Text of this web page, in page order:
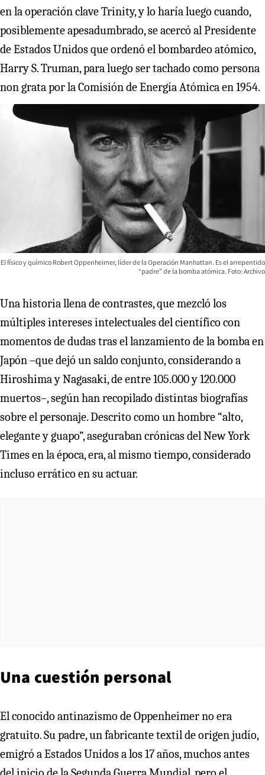
en la operación clave Trinity, y lo haría luego cuando,
posiblemente apesadumbrado, se acercó al Presidente
de Estados Unidos que ordenó el bombardeo atómico,
Harry S. Truman, para luego ser tachado como persona
non grata por la Comisión de Energía Atómica en 1954.
El físico y químico Robert Oppenheimer, líder de la Operación Manhattan. Es el arrepentido
“padre” de la bomba atómica. Foto: Archivo
Una historia llena de contrastes, que mezcló los
múltiples intereses intelectuales del científico con
momentos de dudas tras el lanzamiento de la bomba en
Japón –que dejó un saldo conjunto, considerando a
Hiroshima y Nagasaki, de entre 105.000 y 120.000
muertos–, según han recopilado distintas biografías
sobre el personaje. Descrito como un hombre “alto,
elegante y guapo”, aseguraban crónicas del New York
Times en la época, era, al mismo tiempo, considerado
incluso errático en su actuar.
Una cuestión personal
El conocido antinazismo de Oppenheimer no era
gratuito. Su padre, un fabricante textil de origen judío,
emigró a Estados Unidos a los 17 años, muchos antes